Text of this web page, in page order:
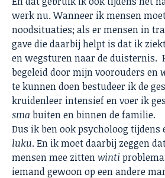
werk nu. Wanneer ik mensen
noodsituaties; als er mensen in
gave die daarbij helpt is dat ik
en wegsturen naar de duisternis.
begeleid door mijn voorouders en
te kunnen doen bestudeer ik de
kruidenleer intensief en voer ik
sma buiten en binnen de familie.
Dus ik ben ook psycholoog tijdens
luku. En ik moet daarbij zeggen
mensen mee zittenwinti
iemand gewoon op een andere